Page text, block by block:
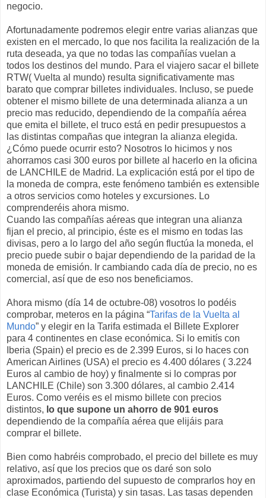
negocio.
Afortunadamente podremos elegir entre varias alianzas que
existen en el mercado, lo que nos facilita la realización de la
ruta deseada, ya que no todas las compañías vuelan a
todos los destinos del mundo. Para el viajero sacar el billete
RTW( Vuelta al mundo) resulta significativamente mas
barato que comprar billetes individuales. Incluso, se puede
obtener el mismo billete de una determinada alianza a un
precio mas reducido, dependiendo de la compañía aérea
que emita el billete, el truco está en pedir presupuestos a
las distintas compañas que integran la alianza elegida.
¿Cómo puede ocurrir esto? Nosotros lo hicimos y nos
ahorramos casi 300 euros por billete al hacerlo en la oficina
de LANCHILE de Madrid. La explicación está por el tipo de
la moneda de compra, este fenómeno también es extensible
a otros servicios como hoteles y excursiones. Lo
comprenderéis ahora mismo.
Cuando las compañías aéreas que integran una alianza
fijan el precio, al principio, éste es el mismo en todas las
divisas, pero a lo largo del año según fluctúa la moneda, el
precio puede subir o bajar dependiendo de la paridad de la
moneda de emisión. Ir cambiando cada día de precio, no es
comercial, así que de eso nos beneficiamos.
Ahora mismo (día 14 de octubre-08) vosotros lo podéis
comprobar, meteros en la página “Tarifas de la Vuelta al
Mundo” y elegir en la Tarifa estimada el Billete Explorer
para 4 continentes en clase económica. Si lo emitís con
Iberia (Spain) el precio es de 2.399 Euros, si lo haces con
American Airlines (USA) el precio es 4.400 dólares ( 3.224
Euros al cambio de hoy) y finalmente si lo compras por
LANCHILE (Chile) son 3.300 dólares, al cambio 2.414
Euros. Como veréis es el mismo billete con precios
distintos, lo que supone un ahorro de 901 euros
dependiendo de la compañía aérea que elijáis para
comprar el billete.
Bien como habréis comprobado, el precio del billete es muy
relativo, así que los precios que os daré son solo
aproximados, partiendo del supuesto de comprarlos hoy en
clase Económica (Turista) y sin tasas. Las tasas dependen